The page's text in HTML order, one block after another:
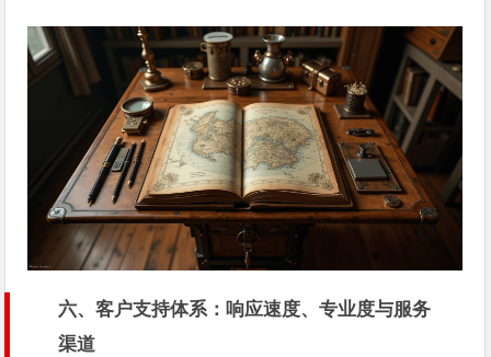
六、客户支持体系：响应速度、专业度与服务
渠道